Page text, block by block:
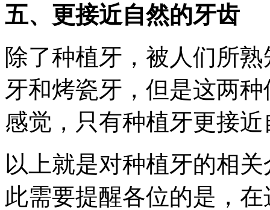
五、更接近自然的牙齿
除了种植牙，被人们所
牙和烤瓷牙，但是这两
感觉，只有种植牙更接
以上就是对种植牙的相
此需要提醒各位的是，